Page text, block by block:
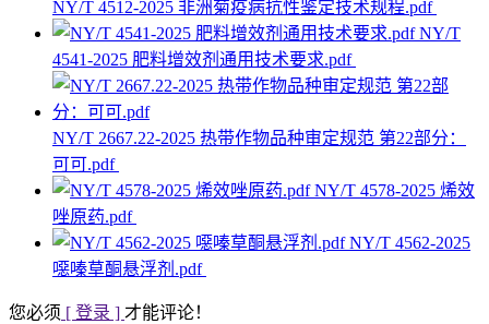
NY/T 4512-2025 非洲菊疫病抗性鉴定技术规程.pdf
NY/T
4541-2025 肥料增效剂通用技术要求.pdf
NY/T 2667.22-2025 热带作物品种审定规范 第22部分：
可可.pdf
NY/T 4578-2025 烯效
唑原药.pdf
NY/T 4562-2025
噁嗪草酮悬浮剂.pdf
您必须 [ 登录 ] 才能评论！